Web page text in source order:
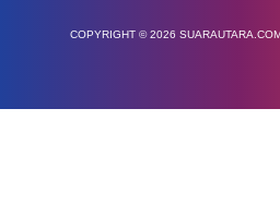
COPYRIGHT © 2026